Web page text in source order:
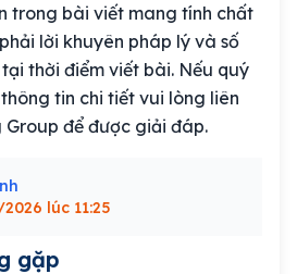
trong bài viết mang tính chất
lời khuyên pháp lý và số
thời điểm viết bài. Nếu quý
tin chi tiết vui lòng liên
Group để được giải đáp.
lúc 11:25
gặp